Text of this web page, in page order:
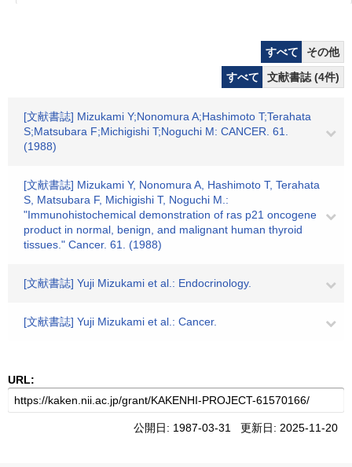
すべて
その他
すべて
文献書誌 (4件)
[文献書誌] Mizukami Y;Nonomura A;Hashimoto T;Terahata
S;Matsubara F;Michigishi T;Noguchi M: CANCER. 61.
(1988)
[文献書誌] Mizukami Y, Nonomura A, Hashimoto T, Terahata
S, Matsubara F, Michigishi T, Noguchi M.:
"Immunohistochemical demonstration of ras p21 oncogene
product in normal, benign, and malignant human thyroid
tissues." Cancer. 61. (1988)
[文献書誌] Yuji Mizukami et al.: Endocrinology.
[文献書誌] Yuji Mizukami et al.: Cancer.
URL:
公開日: 1987-03-31 更新日: 2025-11-20